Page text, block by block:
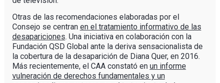
Otras de las recomendaciones elaboradas por el
Consejo se centran en el tratamiento informativo de las
desapariciones. Una iniciativa en colaboración con la
Fundación QSD Global ante la deriva sensacionalista de
la cobertura de la desaparición de Diana Quer, en 2016.
Más recientemente, el CAA constató en un informe
vulneración de derechos fundamentales y un